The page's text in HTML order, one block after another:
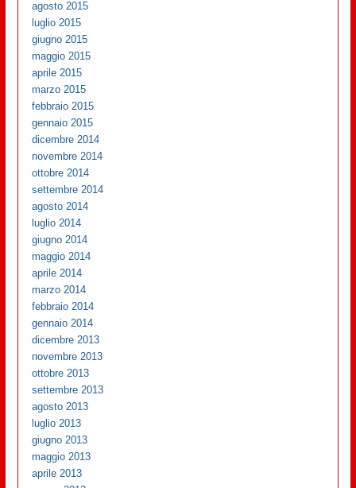
agosto 2015
luglio 2015
giugno 2015
maggio 2015
aprile 2015
marzo 2015
febbraio 2015
gennaio 2015
dicembre 2014
novembre 2014
ottobre 2014
settembre 2014
agosto 2014
luglio 2014
giugno 2014
maggio 2014
aprile 2014
marzo 2014
febbraio 2014
gennaio 2014
dicembre 2013
novembre 2013
ottobre 2013
settembre 2013
agosto 2013
luglio 2013
giugno 2013
maggio 2013
aprile 2013